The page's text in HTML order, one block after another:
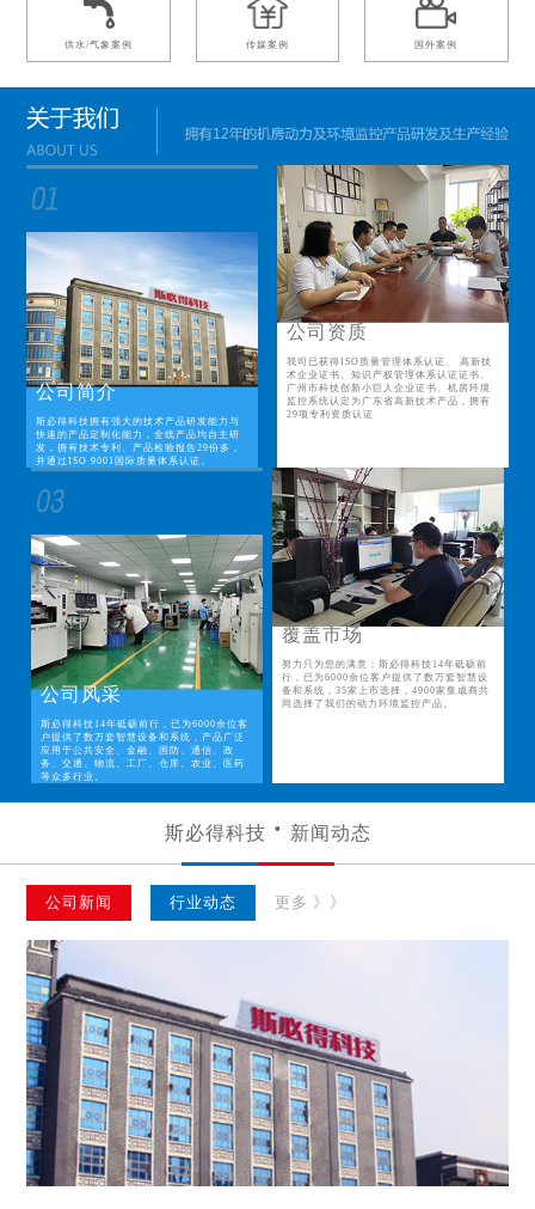
供水/气象案例 传媒案例 国外案例
公司简介
斯必得科技拥有强大的技术产品研发能力与
快速的产品定制化能力，全线产品均自主研
发，拥有技术专利、产品检验报告29份多，
并通过ISO 9001国际质量体系认证。
公司资质
我司已获得ISO质量管理体系认证、 高新技
术企业证书、知识产权管理体系认证证书、
广州市科技创新小巨人企业证书、机房环境
监控系统认定为广东省高新技术产品，拥有
29项专利资质认证
公司风采
斯必得科技14年砥砺前行，已为6000余位客
户提供了数万套智慧设备和系统，产品广泛
应用于公共安全、金融、国防、通信、政
务、交通、物流、工厂、仓库、农业、医药
等众多行业。
覆盖市场
努力只为您的满意；斯必得科技14年砥砺前
行，已为6000余位客户提供了数万套智慧设
备和系统，35家上市选择，4900家集成商共
同选择了我们的动力环境监控产品。
斯必得科技 新闻动态
公司新闻 行业动态 更多 》》